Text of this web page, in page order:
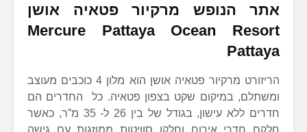
אתר הנופש מרקיור פטאיה אושן
Mercure Pattaya Ocean Resort
Pattaya
הריזורט מרקיור פטאיה אושן הוא מלון 4 כוכבים מעוצב
ומשתלם, במיקום שקט בצפון פטאיה. כל החדרים הם
חדרים ללא עישון, בגודל של בין 26 ל- 35 מ”ר, כאשר
חלקם חדרי אירוח וחלקן סוויטות ממוזגות עם גישה